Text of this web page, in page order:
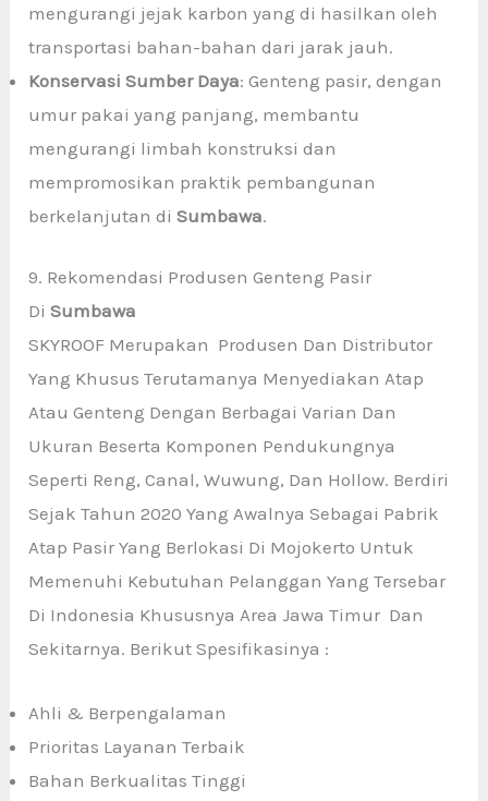
mengurangi jejak karbon yang di hasilkan oleh
transportasi bahan-bahan dari jarak jauh.
Konservasi Sumber Daya: Genteng pasir, dengan
umur pakai yang panjang, membantu
mengurangi limbah konstruksi dan
mempromosikan praktik pembangunan
berkelanjutan diSumbawa.
9. Rekomendasi Produsen Genteng Pasir
DiSumbawa
SKYROOF Merupakan Produsen Dan Distributor
Yang Khusus Terutamanya Menyediakan Atap
Atau Genteng Dengan Berbagai Varian Dan
Ukuran Beserta Komponen Pendukungnya
Seperti Reng, Canal, Wuwung, Dan Hollow. Berdiri
Sejak Tahun 2020 Yang Awalnya Sebagai Pabrik
Atap Pasir Yang Berlokasi Di Mojokerto Untuk
Memenuhi Kebutuhan Pelanggan Yang Tersebar
Di Indonesia Khususnya Area Jawa Timur Dan
Sekitarnya. Berikut Spesifikasinya :
Ahli & Berpengalaman
Prioritas Layanan Terbaik
Bahan Berkualitas Tinggi